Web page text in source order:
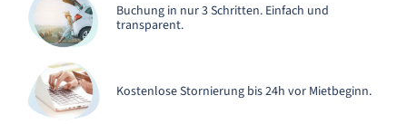
Buchung in nur 3 Schritten. Einfach und
transparent.
Kostenlose Stornierung bis 24h vor Mietbeginn.